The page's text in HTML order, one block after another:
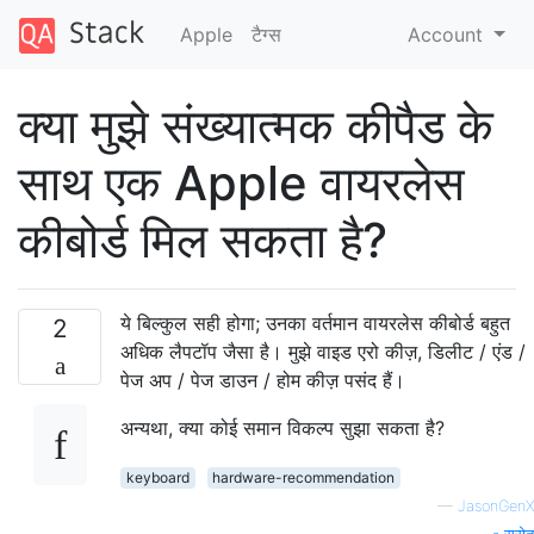
Apple टैग्‍स Account
क्या मुझे संख्यात्मक कीपैड के
साथ एक Apple वायरलेस
कीबोर्ड मिल सकता है?
2
ये बिल्कुल सही होगा; उनका वर्तमान वायरलेस कीबोर्ड बहुत
अधिक लैपटॉप जैसा है। मुझे वाइड एरो कीज़, डिलीट / एंड /
पेज अप / पेज डाउन / होम कीज़ पसंद हैं।
अन्यथा, क्या कोई समान विकल्प सुझा सकता है?
keyboard
hardware-recommendation
— JasonGenX